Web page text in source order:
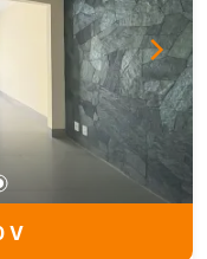
momentos
fundos, há ainda
hóspedes ou
V